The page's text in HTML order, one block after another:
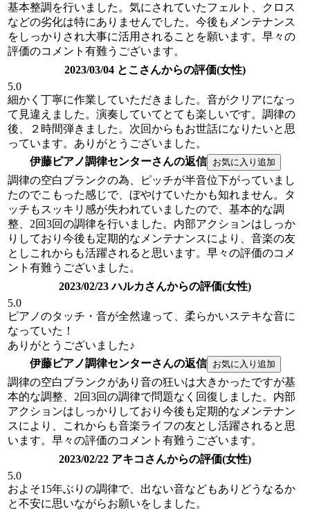
基本整調を行いました。気にされていたフェルト、クロス
などの劣化は特にありませんでした。今後もメンテナンス
をしっかりされ大事に活用されることを願います。早々の
評価のコメント有難うございます。
2023/03/04 とこさんからの評価(女性)
5.0
細かく丁寧に作業していただきました。音がクリアになっ
て見違えました。演奏していてとても楽しいです。調律の
後、２時間弾きました。次回からもお世話になりたいと思
っています。ありがとうございました。
伊藤ピアノ調律センターさんの返信
調律の空白ブランクの為、ピッチが半音位下がっていまし
たのでこもった感じで、ぼやけていたかも知れません。タ
ッチもスッキリ感が失われていましたので、基本的な調
整、2回3回の調律を行いました。内部アクションはしっか
りしており今後も定期的なメンテナンスにより、音楽の友
としこれからも活躍されると思います。早々の評価のコメ
ント有難うございました。
2023/02/23 ハルカさんからの評価(女性)
5.0
ピアノのタッチ・音が全然違って、柔らかいステキな音に
なっていた！
ありがとうございました♪
伊藤ピアノ調律センターさんの返信
調律の空白ブランクがあり音の狂いは大きかったですが基
本的な調整、2回3回の調律で問題なく回復しました。内部
アクションはしっかりしており今後も定期的なメンテナン
スにより、これからも音楽ライフの友とし活躍されると思
います。早々の評価のコメント有難うございます。
2023/02/22 アキコさんからの評価(女性)
5.0
およそ15年ぶりの調律で、出ない音などもありどうなるか
と不安に思いながらお願いをしました。